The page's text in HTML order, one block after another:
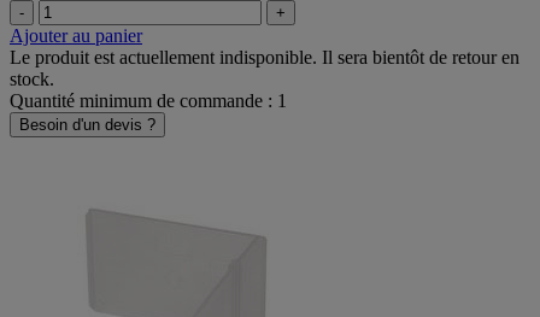
- +
Ajouter au panier
Le produit est actuellement indisponible. Il sera bientôt de retour en
stock.
Quantité minimum de commande : 1
Besoin d'un devis ?